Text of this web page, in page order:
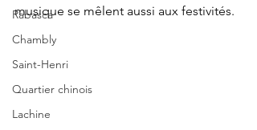
Rabasca
Chambly
Saint-Henri
Quartier chinois
Lachine
musique se mêlent aussi aux festivités.